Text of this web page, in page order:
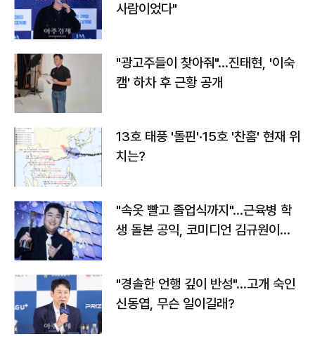
사람이었다"
"광고주들이 찾아줘"…진태현, '이숙
캠' 하차 후 근황 공개
13호 태풍 '돌핀'·15호 '찬홈' 현재 위
치는?
"속옷 빨고 졸업식까지"…근육병 학
생 돌본 공익, 코미디언 김규원이었
"경솔한 언행 깊이 반성"…고개 숙인
신동엽, 무슨 일이길래?